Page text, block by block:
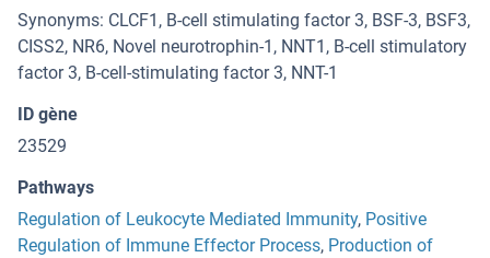
Synonyms: CLCF1, B-cell stimulating factor 3, BSF-3, BSF3,
CISS2, NR6, Novel neurotrophin-1, NNT1, B-cell stimulatory
factor 3, B-cell-stimulating factor 3, NNT-1
ID gène
23529
Pathways
Regulation of Leukocyte Mediated Immunity, Positive
Regulation of Immune Effector Process, Production of